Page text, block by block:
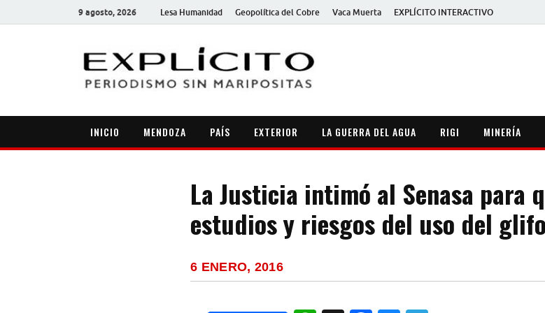
9 agosto, 2026 Lesa Humanidad Geopolítica del Cobre Vaca Muerta EXPLÍCITO INTERACTIVO
INICIO MENDOZA PAÍS EXTERIOR LA GUERRA DEL AGUA RIGI MINERÍA
La Justicia intimó al Senasa para
estudios y riesgos del uso del
6 ENERO, 2016